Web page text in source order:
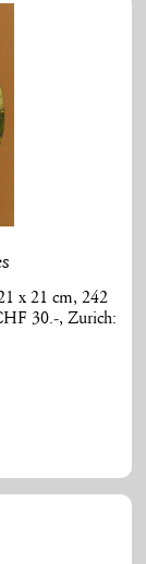
x 21 cm, 242
30.-, Zurich: